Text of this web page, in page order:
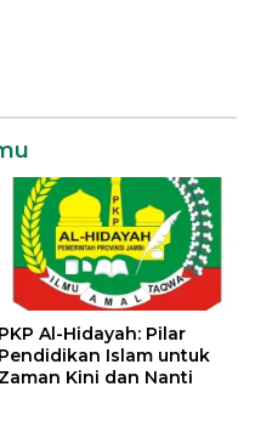
PKP Al-Hidayah: Pilar
Pendidikan Islam untuk
Zaman Kini dan Nanti